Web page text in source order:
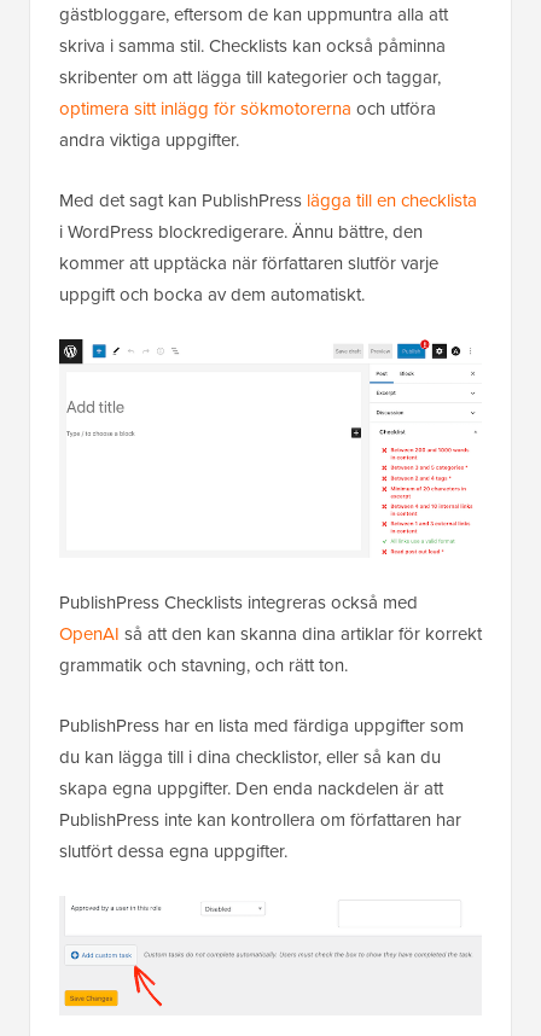
gästbloggare, eftersom de kan uppmuntra alla att
skriva i samma stil. Checklists kan också påminna
skribenter om att lägga till kategorier och taggar,
optimera sitt inlägg för sökmotorerna och utföra
andra viktiga uppgifter.
Med det sagt kan PublishPress lägga till en checklista
i WordPress blockredigerare. Ännu bättre, den
kommer att upptäcka när författaren slutför varje
uppgift och bocka av dem automatiskt.
PublishPress Checklists integreras också med
OpenAI så att den kan skanna dina artiklar för korrekt
grammatik och stavning, och rätt ton.
PublishPress har en lista med färdiga uppgifter som
du kan lägga till i dina checklistor, eller så kan du
skapa egna uppgifter. Den enda nackdelen är att
PublishPress inte kan kontrollera om författaren har
slutfört dessa egna uppgifter.